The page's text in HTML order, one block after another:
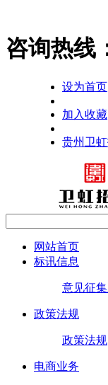
咨询热线
设为首页
加入收藏
贵州卫
网站首页
标讯信息
意见征
政策法规
政策法规
电商业务